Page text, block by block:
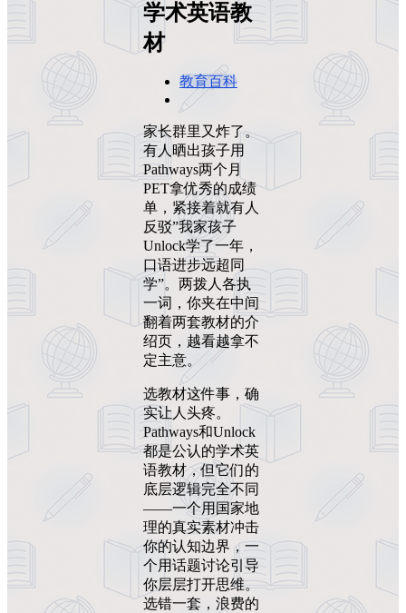
学术英语教
材
教育百科
家长群里又炸了。
有人晒出孩子用
Pathways两个月
PET拿优秀的成绩
单，紧接着就有人
反驳”我家孩子
Unlock学了一年，
口语进步远超同
学”。两拨人各执
一词，你夹在中间
翻着两套教材的介
绍页，越看越拿不
定主意。
选教材这件事，确
实让人头疼。
Pathways和Unlock
都是公认的学术英
语教材，但它们的
底层逻辑完全不同
——一个用国家地
理的真实素材冲击
你的认知边界，一
个用话题讨论引导
你层层打开思维。
选错一套，浪费的